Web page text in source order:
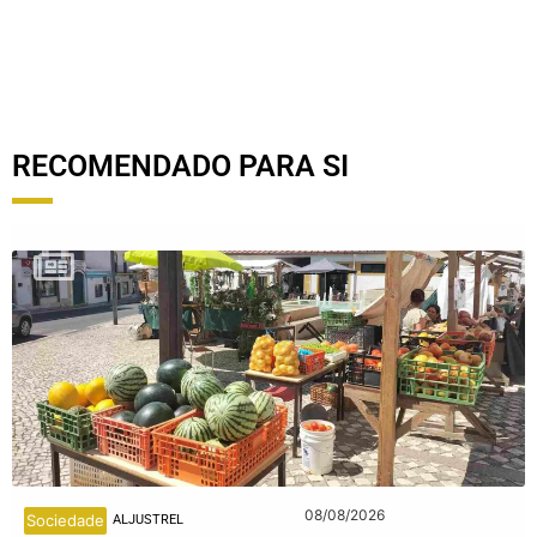
RECOMENDADO PARA SI
Sociedade ALJUSTREL 08/08/2026